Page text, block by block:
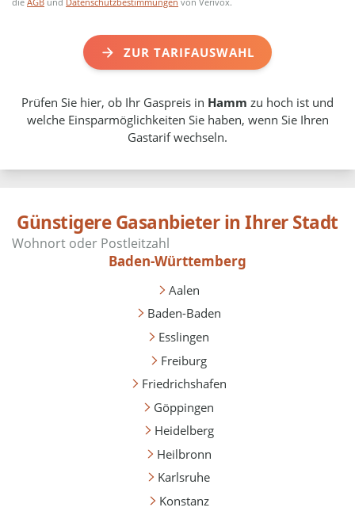
ZUR TARIFAUSWAHL
Prüfen Sie hier, ob Ihr Gaspreis in Hamm zu hoch ist und
welche Einsparmöglichkeiten Sie haben, wenn Sie Ihren
Gastarif wechseln.
Günstigere Gasanbieter in Ihrer Stadt
Baden-Württemberg
Aalen
Baden-Baden
Esslingen
Freiburg
Friedrichshafen
Göppingen
Heidelberg
Heilbronn
Karlsruhe
Konstanz